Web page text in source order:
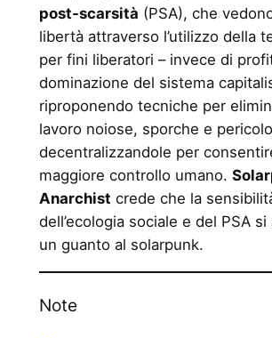
post-scarsità (PSA), che
libertà attraverso l’utilizzo della
per fini liberatori – invece di
dominazione del sistema
riproponendo tecniche per
lavoro noiose, sporche e
decentralizzandole per
maggiore controllo umano.
Anarchist crede che la
dell’ecologia sociale e del PSA
un guanto al solarpunk.
Note